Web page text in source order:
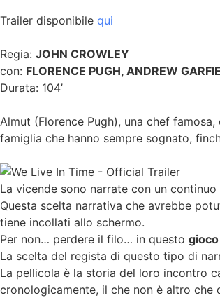
Trailer disponibile qui
Regia: JOHN CROWLEY
con: FLORENCE PUGH, ANDREW
Durata: 104’
Almut (Florence Pugh), una chef
famiglia che hanno sempre sognato,
La vicende sono narrate con un
Questa scelta narrativa che avrebbe
tiene incollati allo schermo.
Per non… perdere il filo… in questo
La scelta del regista di questo tipo di
La pellicola è la storia del loro incontro
cronologicamente, il che non è altro che